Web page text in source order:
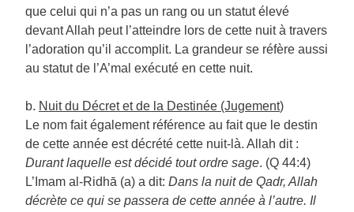
que celui qui n’a pas un rang ou un statut élevé
devant Allah peut l’atteindre lors de cette nuit à travers
l’adoration qu’il accomplit. La grandeur se réfère aussi
au statut de l’A’mal exécuté en cette nuit.
b. Nuit du Décret et de la Destinée (Jugement)
Le nom fait également référence au fait que le destin
de cette année est décrété cette nuit-là. Allah dit :
Durant laquelle est décidé tout ordre sage. (Q 44:4)
L’Imam al-Ridhā (a) a dit: Dans la nuit de Qadr, Allah
décrète ce qui se passera de cette année à l’autre. Il